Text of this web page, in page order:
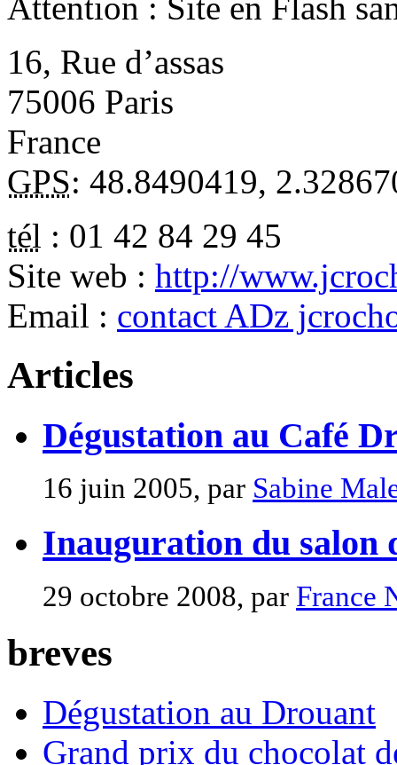
16, Rue d’assas
75006 Paris
France
GPS: 48.8490419,
tél : 01 42 84 29 45
Site web : http://
Email : contact ADz
Articles
Dégustation au Café
16 juin 2005, par Sabine
Inauguration du salon
29 octobre 2008, par France
breves
Dégustation au Drouant
Grand prix du chocolat